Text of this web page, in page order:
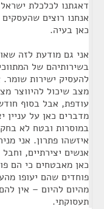
דאגתנו לכלכלת
אנחנו רוצים
כאן בעיה.
אני גם מודעת לזה
בשירותיהם של
להעסיק ישירות שומר.
מצב שיכול להיווצר
עודפת, אבל בסוף
מדברים כאן על עניין
במוסרות ובטח לא
איזשהו פתרון. אני
אנשים יצירתיים,
כאן מאבטחים כי הם
פוחדים שהם יעופו
מהיום להיום – אין
תעסוקתי.